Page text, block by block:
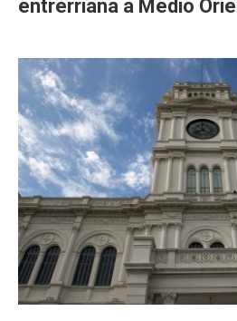
entrerriana a Medio